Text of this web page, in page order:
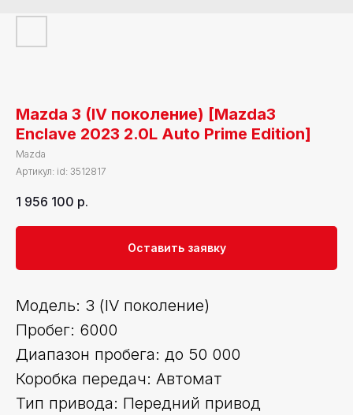
Mazda 3 (IV поколение) [Mazda3
Enclave 2023 2.0L Auto Prime Edition]
Mazda
Артикул: id: 3512817
1 956 100 р.
Оставить заявку
Модель: 3 (IV поколение)
Пробег: 6000
Диапазон пробега: до 50 000
Коробка передач: Автомат
Тип привода: Передний привод